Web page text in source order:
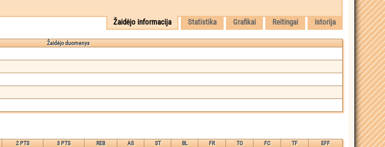
Žaidėjo informacija Statistika Grafikai Reitingai Istorija
Žaidėjo duomenys
2 PTS 3 PTS REB AS ST BL FR TO FC TF EFF